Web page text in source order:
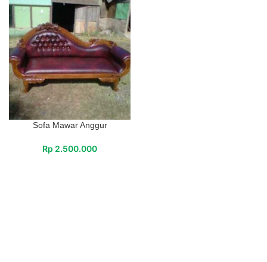
Sofa Mawar Anggur
Rp 2.500.000